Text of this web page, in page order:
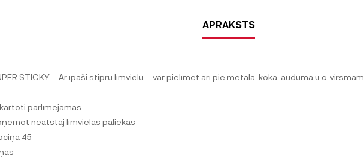
APRAKSTS
STICKY – Ar īpaši stipru līmvielu – var pielīmēt arī pie metāla, koka, auduma u.c. virsmām
pārlīmējamas
neatstāj līmvielas paliekas
45